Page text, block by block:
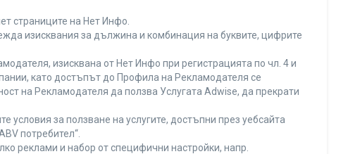
страниците на Нет Инфо.
изисквания за дължина и комбинация на буквите, цифрите
изисквана от Нет Инфо при регистрацията по чл. 4 и
като достъпът до Профила на Рекламодателя се
на Рекламодателя да ползва Услугата Adwise, да прекрати
за ползване на услугите, достъпни през уебсайта
потребител“.
реклами и набор от специфични настройки, напр.